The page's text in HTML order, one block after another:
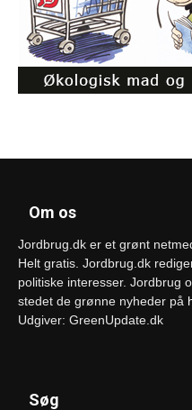
Om os
Jordbrug.dk er et grønt
Helt gratis. Jordbrug.dk
politiske interesser. Jordbrug
stedet de grønne nyheder på
Udgiver: GreenUpdate.dk
Søg